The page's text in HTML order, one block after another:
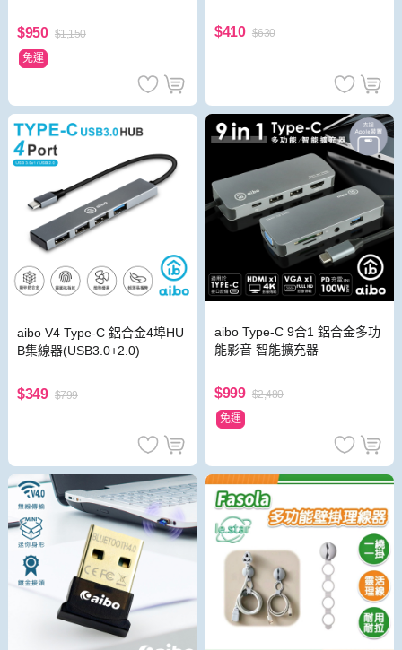
$950 $1,150
免運
$410 $630
aibo V4 Type-C 鋁合金4埠HU
B集線器(USB3.0+2.0)
$349 $799
aibo Type-C 9合1 鋁合金多功
能影音 智能擴充器
$999 $2,480
免運